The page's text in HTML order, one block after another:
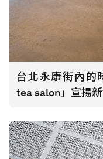
台北永康街內的
tea salon」宣揚